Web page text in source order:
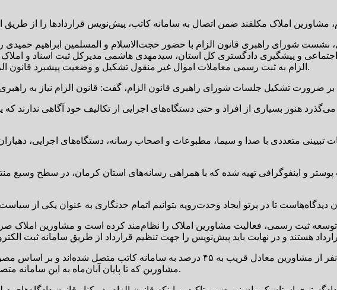
نشست شورای راهبری قانون الزام با حضور حجت‌الاسلام و المسلمین ابراهیم
و پیشگیری دادگستری کل استان، سیدمهدی هاشمی مدیرکل ثبت اسناد و
الزام به ثبت رسمی معاملات اموال غیر منقول تشکیل و وضعیت پیشبرد قانون الزام در استان کرمان مورد پایش قرار گرفت.
جامع حدنگار کشور می‌گذرد هنوز بسیاری از افراد و حتی دستگاه‌های اجرایی از تکالیف خود آگاهی
تبیینی متعددی با صدا و سیما، مطبوعات و اصحاب رسانه، دستگاه‌های اجرایی،
و اینفوگرافی تهیه شده که با همراهی رسانه‌های استان کرمان، در سطح وسیع
ثبت رسمی، فعالیت مشاورین املاک را نظام‌مند کرده است و مشاورین املاک
وی در خاتمه افزود: از مجموع ۲ هزار و ۹۶ مشاور املاک استان، ۹۱۲ نفر از مشاورین معادل قریب به ۴۵
مشاورین که تا پایان آبان‌ماه به این سامانه متصل نشده‌اند، با مجازات پلمب مواجه می‌شوند.